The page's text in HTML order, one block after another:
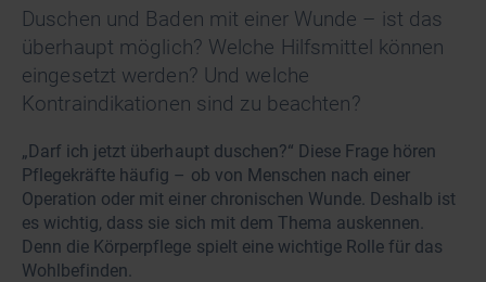
Duschen und Baden mit einer Wunde – ist das
überhaupt möglich? Welche Hilfsmittel können
eingesetzt werden? Und welche
Kontraindikationen sind zu beachten?
„Darf ich jetzt überhaupt duschen?“ Diese Frage hören
Pflegekräfte häufig – ob von Menschen nach einer
Operation oder mit einer chronischen Wunde. Deshalb ist
es wichtig, dass sie sich mit dem Thema auskennen.
Denn die Körperpflege spielt eine wichtige Rolle für das
Wohlbefinden.